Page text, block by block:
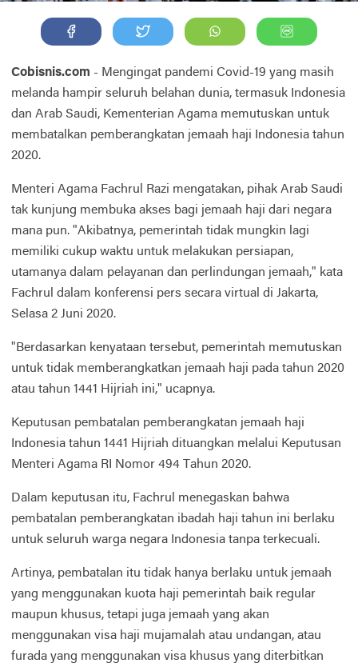
Cobisnis.com - Mengingat pandemi Covid-19 yang masih
melanda hampir seluruh belahan dunia, termasuk Indonesia
dan Arab Saudi, Kementerian Agama memutuskan untuk
membatalkan pemberangkatan jemaah haji Indonesia tahun
2020.
Menteri Agama Fachrul Razi mengatakan, pihak Arab Saudi
tak kunjung membuka akses bagi jemaah haji dari negara
mana pun. "Akibatnya, pemerintah tidak mungkin lagi
memiliki cukup waktu untuk melakukan persiapan,
utamanya dalam pelayanan dan perlindungan jemaah," kata
Fachrul dalam konferensi pers secara virtual di Jakarta,
Selasa 2 Juni 2020.
"Berdasarkan kenyataan tersebut, pemerintah memutuskan
untuk tidak memberangkatkan jemaah haji pada tahun 2020
atau tahun 1441 Hijriah ini," ucapnya.
Keputusan pembatalan pemberangkatan jemaah haji
Indonesia tahun 1441 Hijriah dituangkan melalui Keputusan
Menteri Agama RI Nomor 494 Tahun 2020.
Dalam keputusan itu, Fachrul menegaskan bahwa
pembatalan pemberangkatan ibadah haji tahun ini berlaku
untuk seluruh warga negara Indonesia tanpa terkecuali.
Artinya, pembatalan itu tidak hanya berlaku untuk jemaah
yang menggunakan kuota haji pemerintah baik regular
maupun khusus, tetapi juga jemaah yang akan
menggunakan visa haji mujamalah atau undangan, atau
furada yang menggunakan visa khusus yang diterbitkan